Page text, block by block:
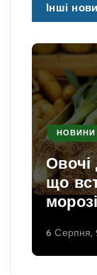
Інші
НОВИНИ
Овочі
що
6 Серпня,